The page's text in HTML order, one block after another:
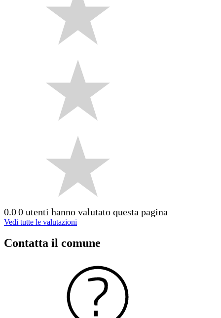
0.00 utenti hanno valutato questa pagina
Vedi tutte le valutazioni
Contatta il comune